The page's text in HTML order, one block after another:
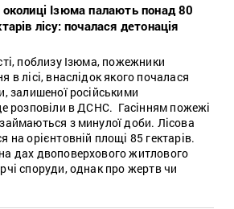
Ізюма палають понад 80
лісу: почалася детонація
поблизу Ізюма, пожежники
в лісі, внаслідок якого почалася
залишеної російськими
розповіли в ДСНС. Гасінням пожежі
з минулої доби. Лісова
на орієнтовній площі 85 гектарів.
дах двоповерхового житлового
споруди, однак про жертв чи